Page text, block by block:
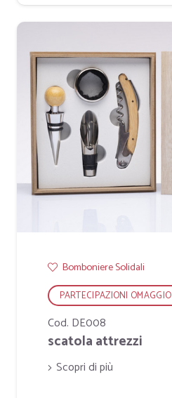
Bomboniere Solidali
PARTECIPAZIONI OMAGGIO
Cod. DE008
scatola attrezzi
Scopri di più